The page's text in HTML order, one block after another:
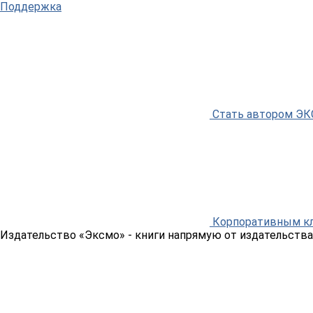
Поддержка
Стать автором
Корпоративным
Издательство «Эксмо» - книги напрямую от издательства